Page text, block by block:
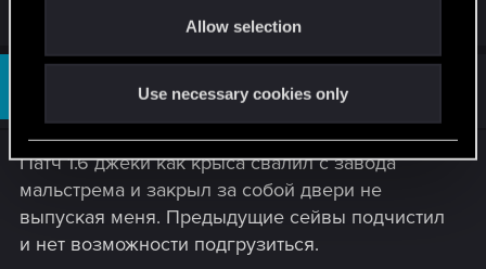
Allow selection
Use necessary cookies only
BualPup Rookie
Патч 1.6 джеки как крыса свалил с завода
мальстрема и закрыл за собой двери не
выпуская меня. Предыдущие сейвы подчистил
и нет возможности подгрузиться.